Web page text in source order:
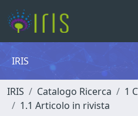
IRIS
IRIS Catalogo Ricerca
1
1.1 Articolo in rivista